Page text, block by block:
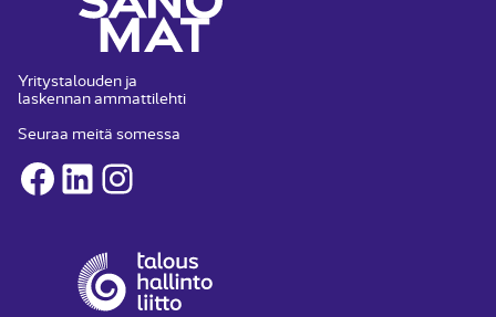
Yritystalouden ja
laskennan ammattilehti
Seuraa meitä somessa
Facebook
LinkedInInstagram